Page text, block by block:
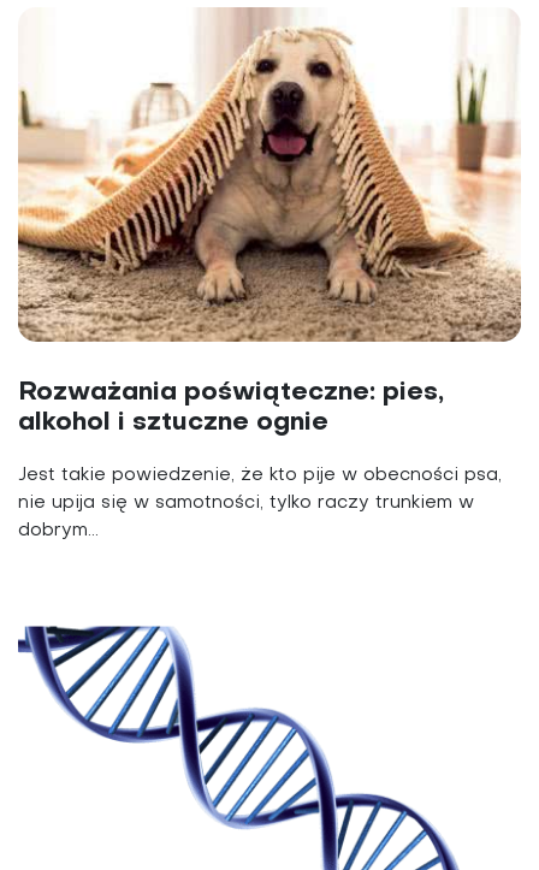
Rozważania poświąteczne: pies,
alkohol i sztuczne ognie
Jest takie powiedzenie, że kto pije w obecności psa,
nie upija się w samotności, tylko raczy trunkiem w
dobrym...